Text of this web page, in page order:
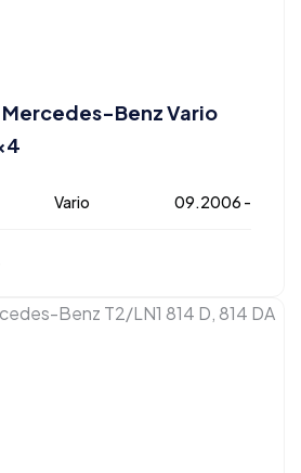
Benz Vario
Vario 09.2006 -